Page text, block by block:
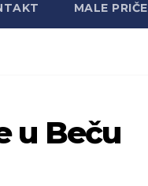
MALE PRIČE
u Beču